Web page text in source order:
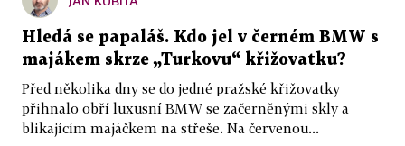
Hledá se papaláš. Kdo jel v černém BMW s
majákem skrze „Turkovu“ křižovatku?
Před několika dny se do jedné pražské křižovatky
přihnalo obří luxusní BMW se začerněnými skly a
blikajícím majáčkem na střeše. Na červenou...